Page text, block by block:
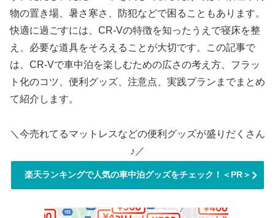
物の置き場、暑さ寒さ、防犯などで困ることもあります。
快適に過ごすには、CR-Vの特徴を知ったうえで寝床を整
え、必要な道具をそろえることが大切です。この記事で
は、CR-Vで車中泊を楽しむための広さの考え方、フラッ
ト化のコツ、便利グッズ、注意点、実践プランまでまとめ
て紹介します。
＼今売れてるマットレスなどの便利グッズが盛りだくさん
♪／
楽天ランキングで人気の車中泊グッズをチェック！＜PR＞